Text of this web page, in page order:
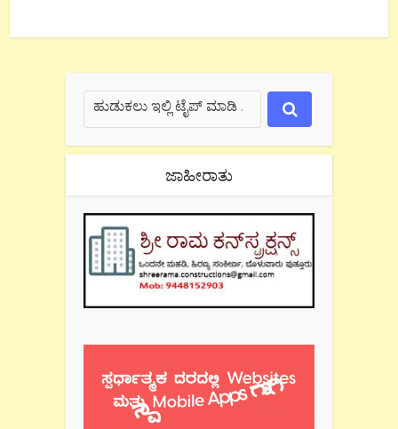
ಜಾಹೀರಾತು